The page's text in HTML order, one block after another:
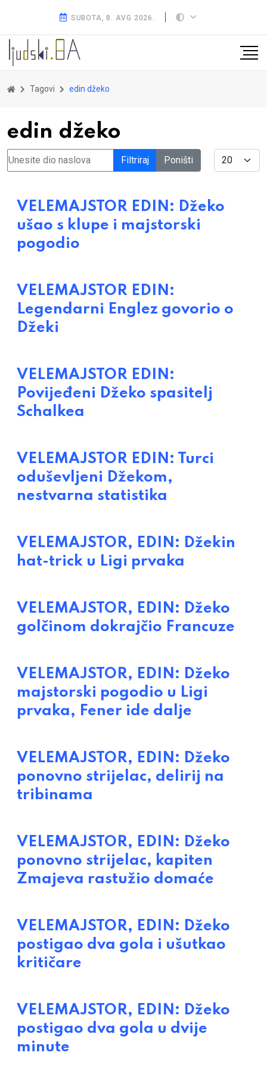
SUBOTA, 8. AVG 2026.
Tagovi edin džeko
edin džeko
Unesite dio naslova Filtriraj Poništi Display #
VELEMAJSTOR EDIN: Džeko
ušao s klupe i majstorski
pogodio
VELEMAJSTOR EDIN:
Legendarni Englez govorio o
Džeki
VELEMAJSTOR EDIN:
Povijeđeni Džeko spasitelj
Schalkea
VELEMAJSTOR EDIN: Turci
oduševljeni Džekom,
nestvarna statistika
VELEMAJSTOR, EDIN: Džekin
hat-trick u Ligi prvaka
VELEMAJSTOR, EDIN: Džeko
golčinom dokrajčio Francuze
VELEMAJSTOR, EDIN: Džeko
majstorski pogodio u Ligi
prvaka, Fener ide dalje
VELEMAJSTOR, EDIN: Džeko
ponovno strijelac, delirij na
tribinama
VELEMAJSTOR, EDIN: Džeko
ponovno strijelac, kapiten
Zmajeva rastužio domaće
VELEMAJSTOR, EDIN: Džeko
postigao dva gola i ušutkao
kritičare
VELEMAJSTOR, EDIN: Džeko
postigao dva gola u dvije
minute